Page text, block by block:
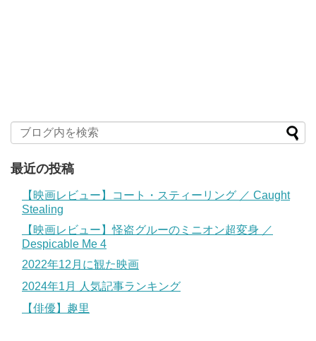
最近の投稿
【映画レビュー】コート・スティーリング ／ Caught
Stealing
【映画レビュー】怪盗グルーのミニオン超変身 ／
Despicable Me 4
2022年12月に観た映画
2024年1月 人気記事ランキング
【俳優】趣里